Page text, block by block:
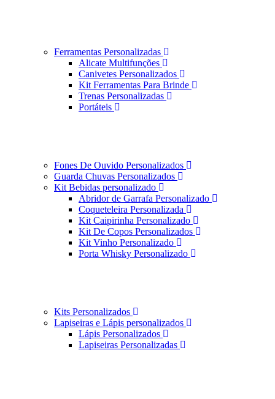
Ferramentas Personalizadas
Alicate Multifunções
Canivetes Personalizados
Kit Ferramentas Para Brinde
Trenas Personalizadas
Portáteis
Fones De Ouvido Personalizados
Guarda Chuvas Personalizados
Kit Bebidas personalizado
Abridor de Garrafa Personalizado
Coqueteleira Personalizada
Kit Caipirinha Personalizado
Kit De Copos Personalizados
Kit Vinho Personalizado
Porta Whisky Personalizado
Kits Personalizados
Lapiseiras e Lápis personalizados
Lápis Personalizados
Lapiseiras Personalizadas